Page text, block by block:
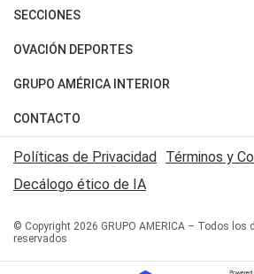
Últimas Noticias
Política
Judiciales
Economia
SECCIONES
Horóscopo
Motores
Trucos caseros
Series y Películas
Edictos y Solicitadas
OVACIÓN DEPORTES
Fútbol
Mundial
Automovilismo
Rugby
Básquet
GRUPO AMÉRICA INTERIOR
Canal 7 en Vivo
San Juan 8
CONTACTO
Acerca de Nosotros
Contactanos
Políticas de Privacidad Términos y
Decálogo ético de IA
© Copyright 2026 GRUPO AMERICA – Todos los
reservados